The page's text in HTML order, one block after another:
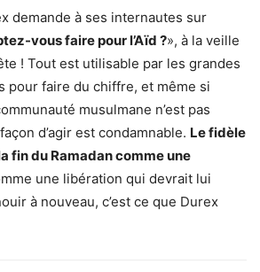
demande à ses internautes sur
vous faire pour l’Aïd ?», à la veille
! Tout est utilisable par les grandes
pour faire du chiffre, et même si
musulmane n’est pas
d’agir est condamnable. Le fidèle
fin du Ramadan comme une
une libération qui devrait lui
à nouveau, c’est ce que Durex